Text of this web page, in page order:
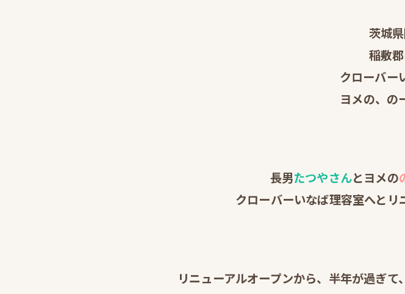
茨城
稲敷郡
クローバー
ヨメの、の
長男たつやさんとヨメの
クローバーいなば理容室へとリ
リニューアルオープンから、半年が過ぎ